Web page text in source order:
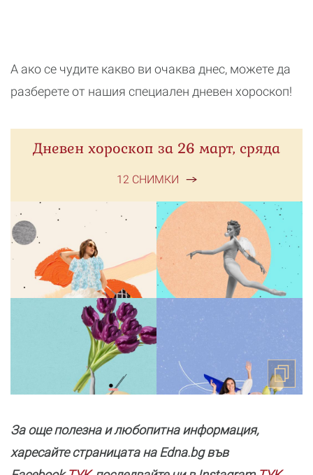
А ако се чудите какво ви очаква днес, можете да
разберете от нашия специален дневен хороскоп!
Дневен хороскоп за 26 март, сряда
12 СНИМКИ
За още полезнa и любопитна информация,
харесайте страницата нa Edna.bg във